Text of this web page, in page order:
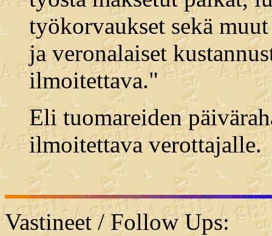
työkorvaukset sekä
ja veronalaiset
ilmoitettava."
Eli tuomareiden
ilmoitettava verottajalle.
Vastineet / Follow Ups: